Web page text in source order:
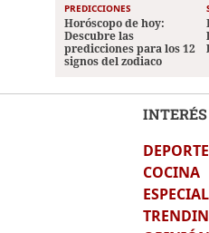
PREDICCIONES
Horóscopo de hoy:
Descubre las
predicciones para los 12
signos del zodiaco
INTERÉS
COCINA